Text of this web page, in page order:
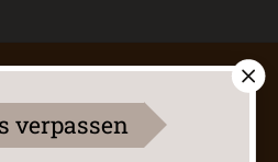
verpassen